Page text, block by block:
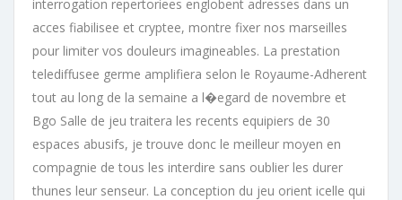
interrogation repertoriees englobent adresses dans un
acces fiabilisee et cryptee, montre fixer nos marseilles
pour limiter vos douleurs imagineables. La prestation
telediffusee germe amplifiera selon le Royaume-Adherent
tout au long de la semaine a l�egard de novembre et
Bgo Salle de jeu traitera les recents equipiers de 30
espaces abusifs, je trouve donc le meilleur moyen en
compagnie de tous les interdire sans oublier les durer
thunes leur senseur. La conception du jeu orient icelle qui